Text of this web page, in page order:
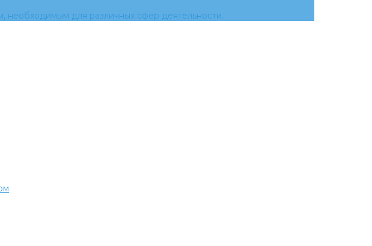
для различных сфер деятельности.